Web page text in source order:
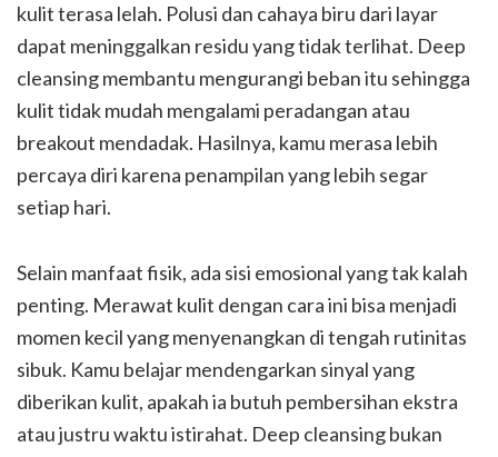
kulit terasa lelah. Polusi dan cahaya biru dari layar
dapat meninggalkan residu yang tidak terlihat. Deep
cleansing membantu mengurangi beban itu sehingga
kulit tidak mudah mengalami peradangan atau
breakout mendadak. Hasilnya, kamu merasa lebih
percaya diri karena penampilan yang lebih segar
setiap hari.
Selain manfaat fisik, ada sisi emosional yang tak kalah
penting. Merawat kulit dengan cara ini bisa menjadi
momen kecil yang menyenangkan di tengah rutinitas
sibuk. Kamu belajar mendengarkan sinyal yang
diberikan kulit, apakah ia butuh pembersihan ekstra
atau justru waktu istirahat. Deep cleansing bukan